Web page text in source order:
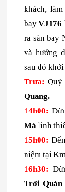
khách,
bayVJ176
ra sân bay
và hướng
sau đó
Trưa: Quý
Quang.
14h00:
Má linh
15h00:
niệm tại
16h30:
Trời Quản